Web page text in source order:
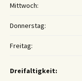
Mittwoch:
Donnerstag:
Freitag:
Dreifaltigkeit: